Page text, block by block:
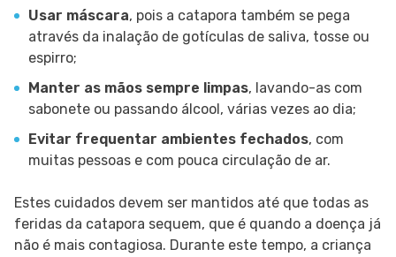
Usar máscara, pois a catapora também se pega
através da inalação de gotículas de saliva, tosse ou
espirro;
Manter as mãos sempre limpas, lavando-as com
sabonete ou passando álcool, várias vezes ao dia;
Evitar frequentar ambientes fechados, com
muitas pessoas e com pouca circulação de ar.
Estes cuidados devem ser mantidos até que todas as
feridas da catapora sequem, que é quando a doença já
não é mais contagiosa. Durante este tempo, a criança